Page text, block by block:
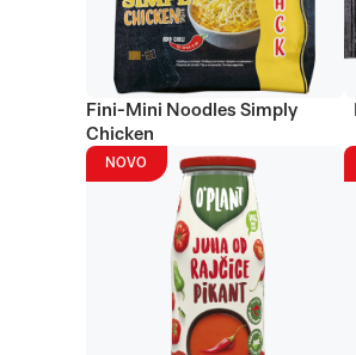
Fini-Mini Noodles Simply
Chicken
NOVO